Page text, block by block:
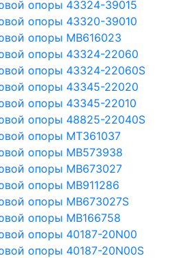
опоры 43324-39015
опоры 43320-39010
опоры MB616023
опоры 43324-22060
опоры 43324-22060S
опоры 43345-22020
опоры 43345-22010
опоры 48825-22040S
опоры MT361037
опоры MB573938
опоры MB673027
опоры MB911286
опоры MB673027S
опоры MB166758
опоры 40187-20N00
опоры 40187-20N00S